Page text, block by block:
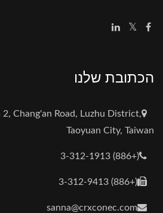
הכתובת שלנו
2, Chang'an Road, Luzhu District,
Taoyuan City, Taiwan
(+886) 3-312-1913
(+886) 3-312-9413
sanna@crxconec.com